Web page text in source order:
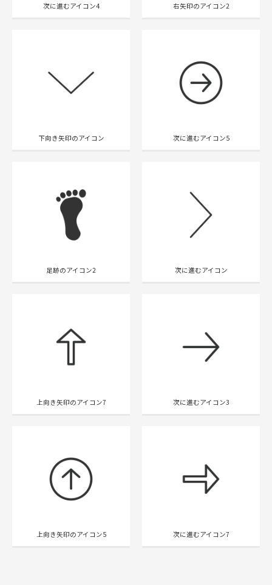
次に進むアイコン4 右矢印のアイコン2
下向き矢印のアイコン 次に進むアイコン5
足跡のアイコン2 次に進むアイコン
上向き矢印のアイコン7 次に進むアイコン3
上向き矢印のアイコン5 次に進むアイコン7